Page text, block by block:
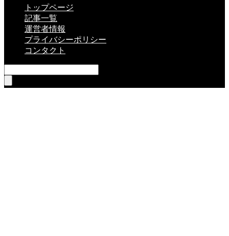
トップページ
記事一覧
運営者情報
プライバシーポリシー
コンタクト